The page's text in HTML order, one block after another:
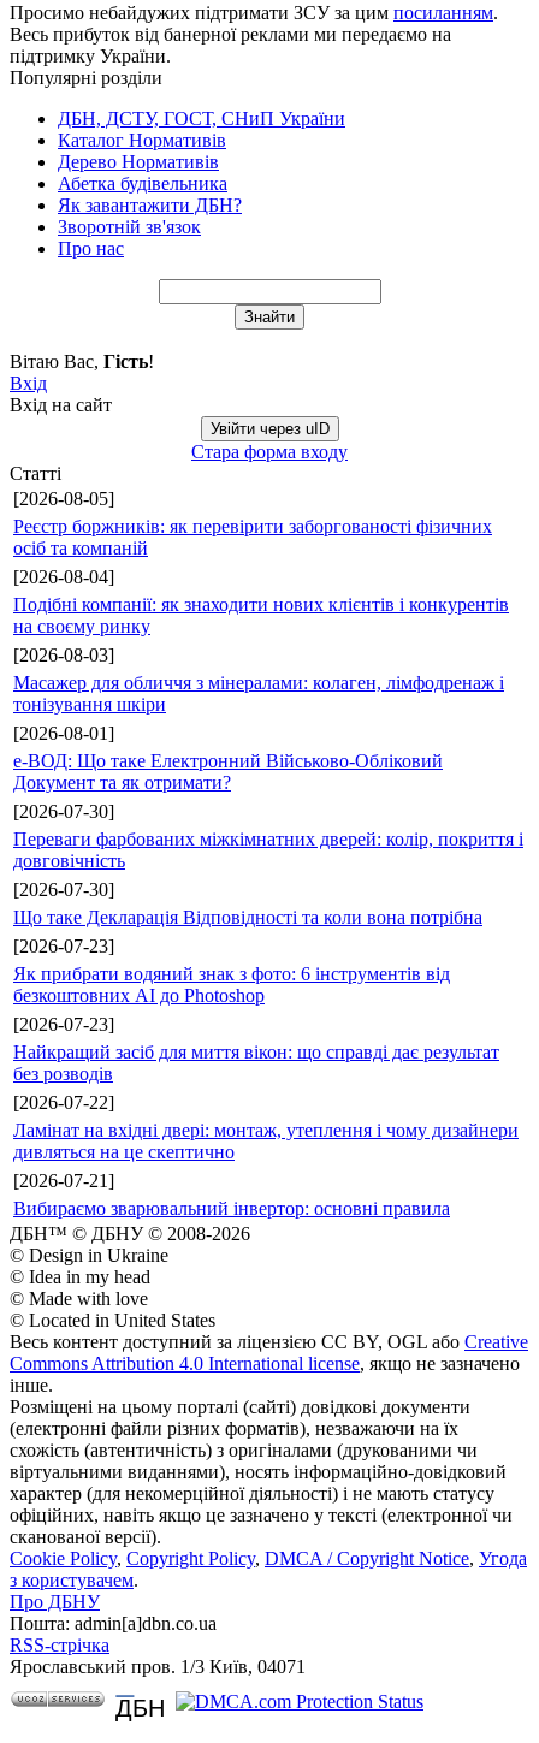
Просимо небайдужих підтримати ЗСУ за цим посиланням.
Весь прибуток від банерної реклами ми передаємо на
підтримку України.
Популярні розділи
ДБН, ДСТУ, ГОСТ, СНиП України
Каталог Нормативів
Дерево Нормативів
Абетка будівельника
Як завантажити ДБН?
Зворотній зв'язок
Про нас
Вітаю Вас, Гість!
Вхід
Вхід на сайт
Увійти через uID
Стара форма входу
Статті
[2026-08-05]
Реєстр боржників: як перевірити заборгованості фізичних
осіб та компаній
[2026-08-04]
Подібні компанії: як знаходити нових клієнтів і конкурентів
на своєму ринку
[2026-08-03]
Масажер для обличчя з мінералами: колаген, лімфодренаж і
тонізування шкіри
[2026-08-01]
е-ВОД: Що таке Електронний Військово-Обліковий
Документ та як отримати?
[2026-07-30]
Переваги фарбованих міжкімнатних дверей: колір, покриття і
довговічність
[2026-07-30]
Що таке Декларація Відповідності та коли вона потрібна
[2026-07-23]
Як прибрати водяний знак з фото: 6 інструментів від
безкоштовних AI до Photoshop
[2026-07-23]
Найкращий засіб для миття вікон: що справді дає результат
без розводів
[2026-07-22]
Ламінат на вхідні двері: монтаж, утеплення і чому дизайнери
дивляться на це скептично
[2026-07-21]
Вибираємо зварювальний інвертор: основні правила
ДБН™ © ДБНУ © 2008-2026
© Design in Ukraine
© Idea in my head
© Made with love
© Located in United States
Весь контент доступний за ліцензією CC BY, OGL або Creative
Commons Attribution 4.0 International license, якщо не зазначено
інше.
Розміщені на цьому порталі (сайті) довідкові документи
(електронні файли різних форматів), незважаючи на їх
схожість (автентичність) з оригіналами (друкованими чи
віртуальними виданнями), носять інформаційно-довідковий
характер (для некомерційної діяльності) і не мають статусу
офіційних, навіть якщо це зазначено у тексті (електронної чи
сканованої версії).
Cookie Policy, Copyright Policy, DMCA / Copyright Notice, Угода
з користувачем.
Про ДБНУ
Пошта: admin[а]dbn.co.ua
RSS-стрічка
Ярославський пров. 1/3 Київ, 04071